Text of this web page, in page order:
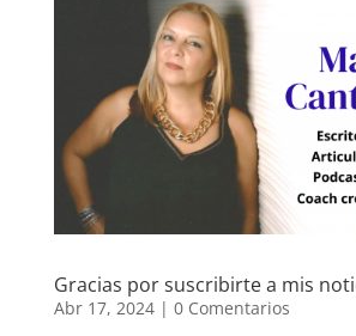
Gracias por suscribirte a mis
Abr 17, 2024| 0 Comentarios